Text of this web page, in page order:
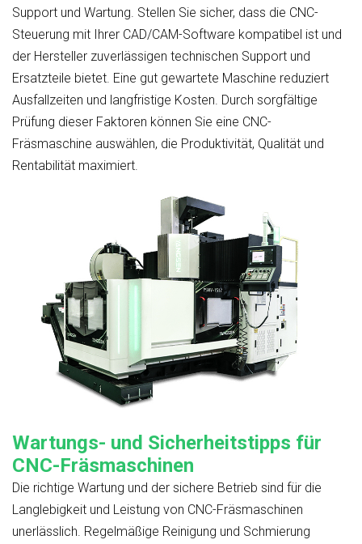
Support und Wartung. Stellen Sie sicher, dass die CNC-
Steuerung mit Ihrer CAD/CAM-Software kompatibel ist und
der Hersteller zuverlässigen technischen Support und
Ersatzteile bietet. Eine gut gewartete Maschine reduziert
Ausfallzeiten und langfristige Kosten. Durch sorgfältige
Prüfung dieser Faktoren können Sie eine CNC-
Fräsmaschine auswählen, die Produktivität, Qualität und
Rentabilität maximiert.
Wartungs- und Sicherheitstipps für
CNC-Fräsmaschinen
Die richtige Wartung und der sichere Betrieb sind für die
Langlebigkeit und Leistung von CNC-Fräsmaschinen
unerlässlich. Regelmäßige Reinigung und Schmierung